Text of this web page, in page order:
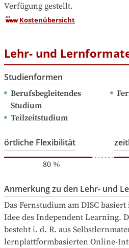
Verfügung gestellt.
Kostenübersicht
Lehr- und
Studienformen
Berufsbegleitendes
Studium
Teilzeitstudium
örtliche Flexibilität
80%
Anmerkung zu den Lehr- und
Das Fernstudium am DISC
Idee des Independent Learning.
besteht i. d. R. aus
lernplattformbasierten Online-